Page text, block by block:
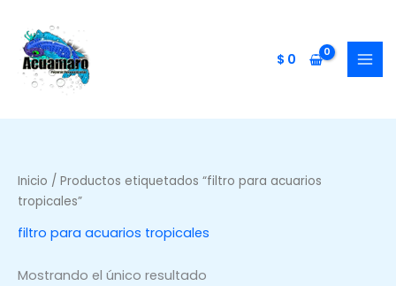
contenido
$ 0
Inicio / Productos etiquetados “filtro para acuarios
tropicales”
filtro para acuarios tropicales
Mostrando el único resultado